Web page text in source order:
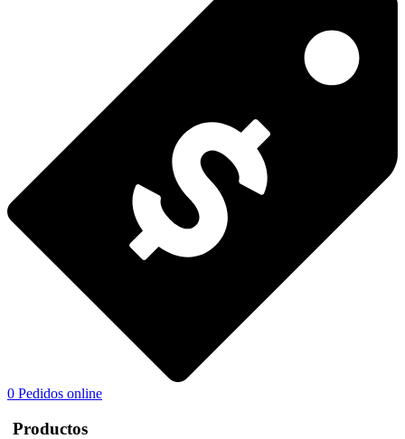
0 Pedidos online
Productos